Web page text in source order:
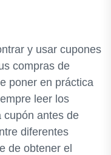
y usar cupones
compras de
poner en práctica
leer los
cupón antes de
diferentes
de obtener el